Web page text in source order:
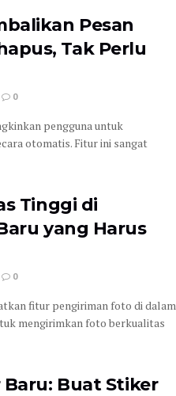
Pesan
Tak Perlu
0
pengguna untuk
otomatis. Fitur ini sangat
Tinggi di
yang Harus
0
fitur pengiriman foto di dalam
mengirimkan foto berkualitas
Buat Stiker